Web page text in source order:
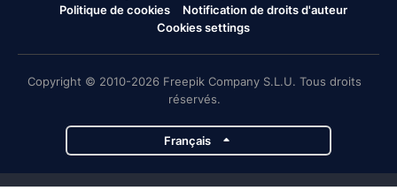
Politique de cookies
Notification de droits d'auteur
Cookies settings
Copyright © 2010-2026 Freepik Company S.L.U. Tous droits
réservés.
Français